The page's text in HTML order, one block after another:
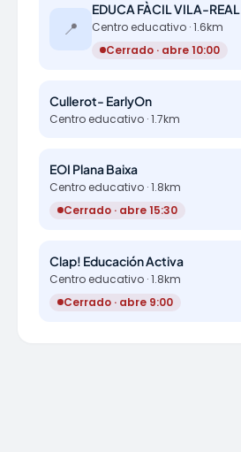
📍
EDUCA FÀCIL VILA-REAL
Centro educativo · 1.6km
Cerrado · abre 10:00
Cullerot- EarlyOn
Centro educativo · 1.7km
EOI Plana Baixa
Centro educativo · 1.8km
Cerrado · abre 15:30
Clap! Educación Activa
Centro educativo · 1.8km
Cerrado · abre 9:00